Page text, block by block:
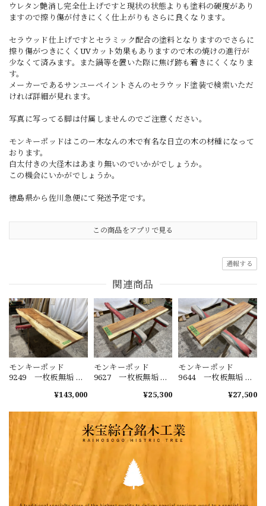
ウレタン艶消し完全仕上げですと現状の状態よりも塗料の硬度があり
ますので擦り傷が付きにくく仕上がりもさらに良くなります。
セラウッド仕上げですとセラミック配合の塗料となりますのでさらに
擦り傷がつきにくくUVカット効果もありますので木の焼けの進行が
少なくて済みます。また鍋等を置いた際に焦げ跡も着きにくくなりま
す。
メーカーであるサンユーペイントさんのセラウッド塗装で検索いただ
ければ詳細が見れます。
写真に写ってる脚は付属しませんのでご注意ください。
モンキーポッドはこのー木なんの木で有名な日立の木の材種になって
おります。
白太付きの大径木はあまり無いのでいかがでしょうか。
この機会にいかがでしょうか。
徳島県から佐川急便にて発送予定です。
この商品をアプリで見る
通報する
関連商品
モンキーポッド
9249 一枚板無垢 乾
ｘ43mm 天板のみ
ーテーブル ダイニ
ングテーブル
¥143,000
モンキーポッド
9627 一枚板無垢 乾
ｘ40mm カウンタ
ル ダイニングテー
ブル
¥25,300
モンキーポッド
9644 一枚板無垢 乾
ｘ50mm カウンタ
ル ダイニングテー
ブル
¥27,500